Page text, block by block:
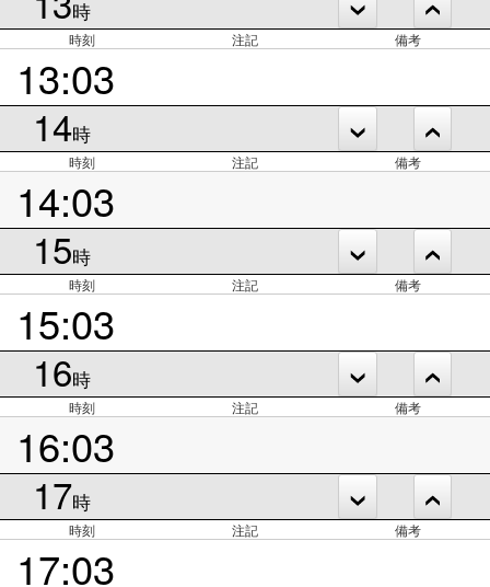
時
時刻 注記 備考
13:03
14時
時刻 注記 備考
14:03
15時
時刻 注記 備考
15:03
16時
時刻 注記 備考
16:03
17時
時刻 注記 備考
17:03